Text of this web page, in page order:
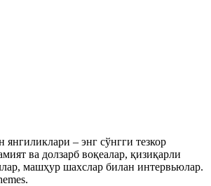
янгиликлари – энг сўнгги тезкор
ва долзарб воқеалар, қизиқарли
машҳур шахслар билан интервьюлар.